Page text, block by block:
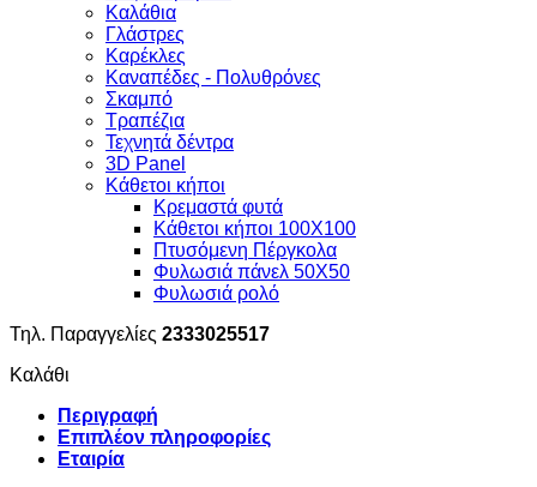
Καλάθια
Γλάστρες
Καρέκλες
Καναπέδες - Πολυθρόνες
Σκαμπό
Τραπέζια
Τεχνητά δέντρα
3D Panel
Κάθετοι κήποι
Κρεμαστά φυτά
Κάθετοι κήποι 100Χ100
Πτυσόμενη Πέργκολα
Φυλωσιά πάνελ 50Χ50
Φυλωσιά ρολό
Τηλ. Παραγγελίες 2333025517
Καλάθι
Περιγραφή
Επιπλέον πληροφορίες
Εταιρία